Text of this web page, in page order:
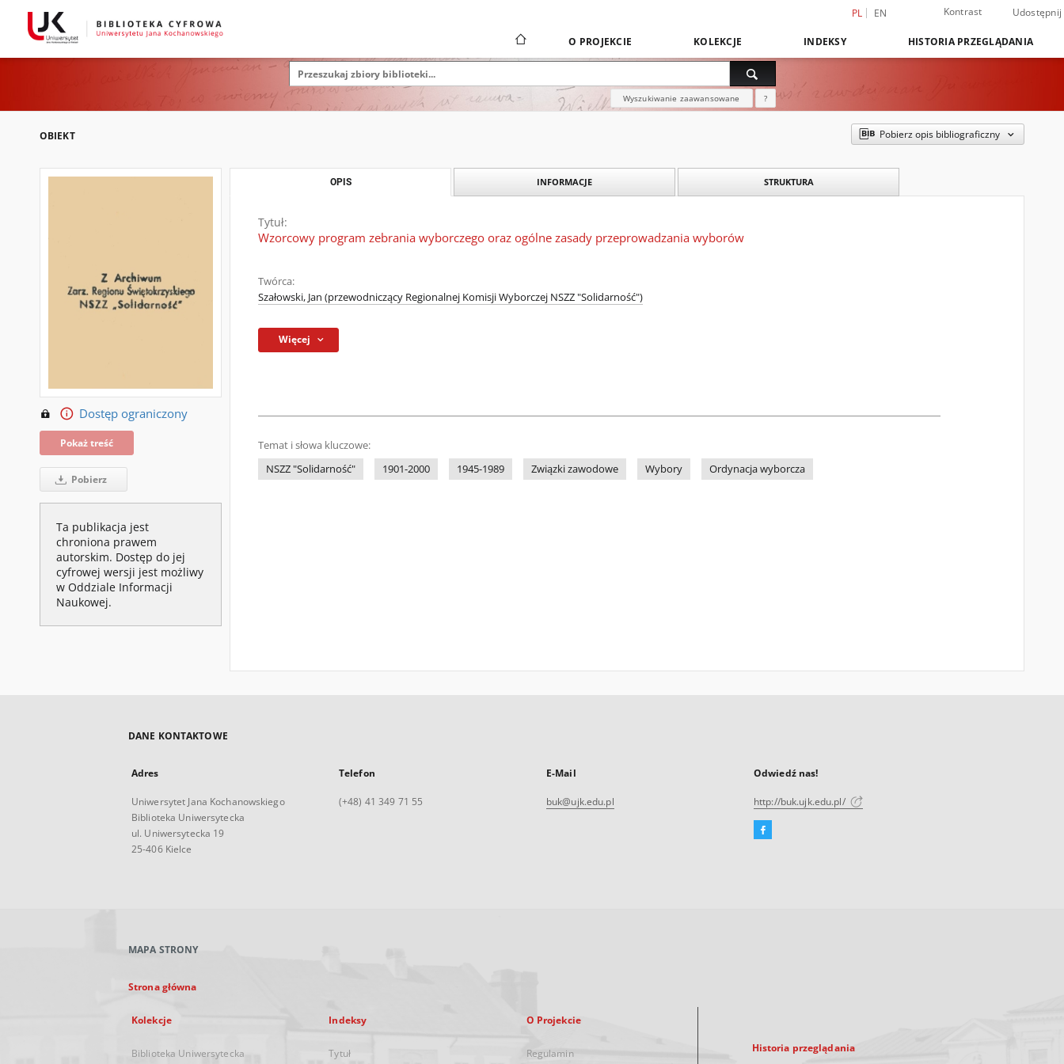
PL EN Kontrast Udostępnij
O PROJEKCIE KOLEKCJE INDEKSY HISTORIA PRZEGLĄDANIA
Wyszukiwanie zaawansowane ?
OBIEKT Pobierz opis bibliograficzny
Dostęp ograniczony
Pokaż treść
Pobierz
Ta publikacja jest
chroniona prawem
autorskim. Dostęp do jej
cyfrowej wersji jest możliwy
w Oddziale Informacji
Naukowej.
OPIS INFORMACJE STRUKTURA
Tytuł:
Wzorcowy program zebrania wyborczego oraz ogólne zasady przeprowadzania wyborów
Twórca:
Szałowski, Jan (przewodniczący Regionalnej Komisji Wyborczej NSZZ "Solidarność")
Więcej
Temat i słowa kluczowe:
NSZZ "Solidarność"
1901-2000 1945-1989 Związki zawodowe Wybory Ordynacja wyborcza
DANE KONTAKTOWE
Adres
Uniwersytet Jana Kochanowskiego
Biblioteka Uniwersytecka
ul. Uniwersytecka 19
25-406 Kielce
Telefon
(+48) 41 349 71 55
E-Mail
buk@ujk.edu.pl
Odwiedź nas!
http://buk.ujk.edu.pl/
Facebook
MAPA STRONY
Strona główna
Kolekcje
Biblioteka Uniwersytecka
Indeksy
Tytuł
O Projekcie
Regulamin Historia przeglądania